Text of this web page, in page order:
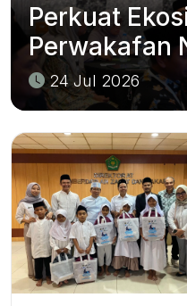
Perkuat
Perwakafan
WIZSTREN
dengan
Produktif
24 Jul 2026